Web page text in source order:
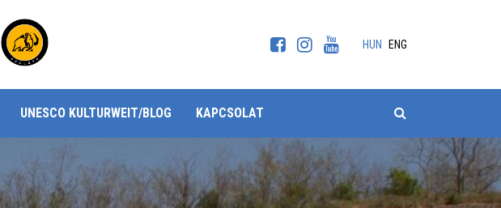
HUN ENG
UNESCO KULTURWEIT/BLOG KAPCSOLAT